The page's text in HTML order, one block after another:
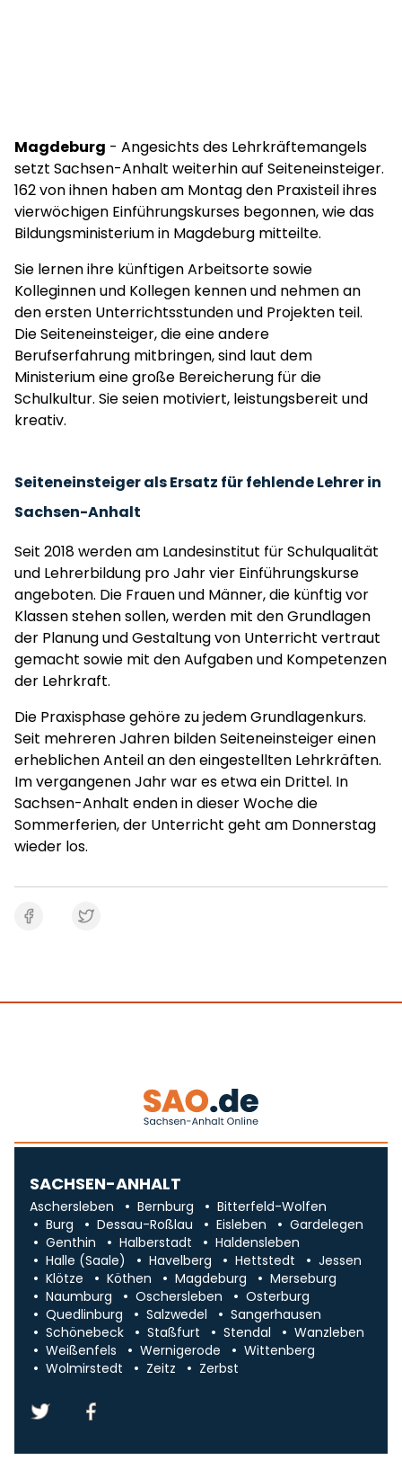
Magdeburg - Angesichts des Lehrkräftemangels
setzt Sachsen-Anhalt weiterhin auf Seiteneinsteiger.
162 von ihnen haben am Montag den Praxisteil ihres
vierwöchigen Einführungskurses begonnen, wie das
Bildungsministerium in Magdeburg mitteilte.
Sie lernen ihre künftigen Arbeitsorte sowie
Kolleginnen und Kollegen kennen und nehmen an
den ersten Unterrichtsstunden und Projekten teil.
Die Seiteneinsteiger, die eine andere
Berufserfahrung mitbringen, sind laut dem
Ministerium eine große Bereicherung für die
Schulkultur. Sie seien motiviert, leistungsbereit und
kreativ.
Seiteneinsteiger als Ersatz für fehlende Lehrer in
Sachsen-Anhalt
Seit 2018 werden am Landesinstitut für Schulqualität
und Lehrerbildung pro Jahr vier Einführungskurse
angeboten. Die Frauen und Männer, die künftig vor
Klassen stehen sollen, werden mit den Grundlagen
der Planung und Gestaltung von Unterricht vertraut
gemacht sowie mit den Aufgaben und Kompetenzen
der Lehrkraft.
Die Praxisphase gehöre zu jedem Grundlagenkurs.
Seit mehreren Jahren bilden Seiteneinsteiger einen
erheblichen Anteil an den eingestellten Lehrkräften.
Im vergangenen Jahr war es etwa ein Drittel. In
Sachsen-Anhalt enden in dieser Woche die
Sommerferien, der Unterricht geht am Donnerstag
wieder los.
SACHSEN-ANHALT
Aschersleben Bernburg
Bitterfeld-Wolfen
Burg
Dessau-Roßlau Eisleben
Gardelegen
Genthin
Halberstadt
Haldensleben
Halle (Saale)
Havelberg Hettstedt
Jessen
Klötze
Köthen Magdeburg
Merseburg
Naumburg
Oschersleben
Osterburg
Quedlinburg
Salzwedel
Sangerhausen
Schönebeck
Staßfurt Stendal
Wanzleben
Weißenfels
Wernigerode
Wittenberg
Wolmirstedt
Zeitz Zerbst